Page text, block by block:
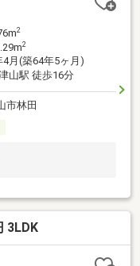
2
2
4月(築64年5ヶ月)
山駅 徒歩16分
市林田
3LDK